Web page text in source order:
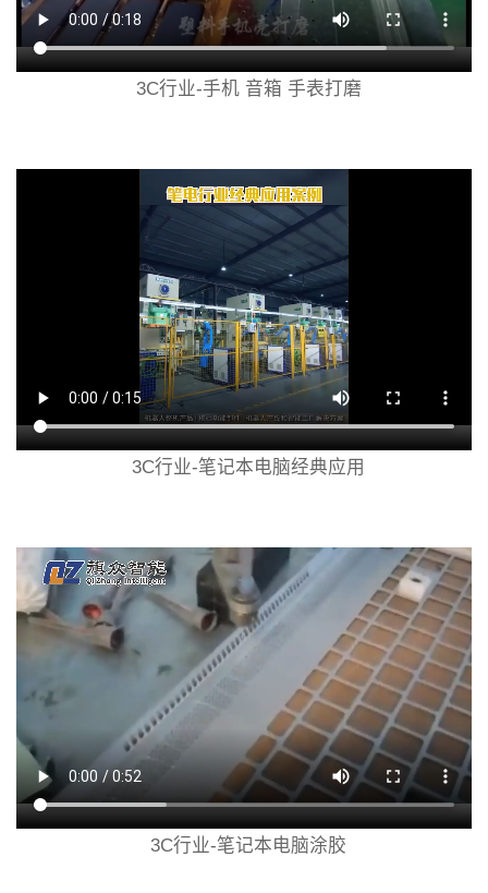
3C行业-手机 音箱 手表打磨
3C行业-笔记本电脑经典应用
3C行业-笔记本电脑涂胶